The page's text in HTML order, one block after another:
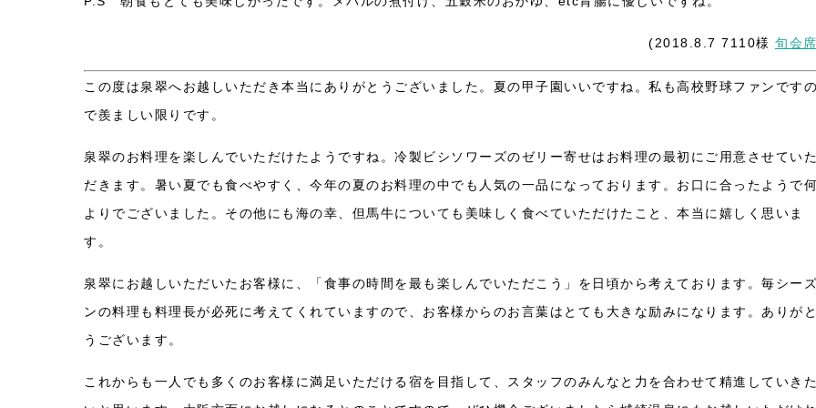
(2018.8.7 7110様 旬会席
この度は泉翠へお越しいただき本当にありがとうございました。夏の甲子園いいですね。私も高校野球ファンですの
で羨ましい限りです。
泉翠のお料理を楽しんでいただけたようですね。冷製ビシソワーズのゼリー寄せはお料理の最初にご用意させていた
だきます。暑い夏でも食べやすく、今年の夏のお料理の中でも人気の一品になっております。お口に合ったようで何
よりでございました。その他にも海の幸、但馬牛についても美味しく食べていただけたこと、本当に嬉しく思いま
す。
泉翠にお越しいただいたお客様に、「食事の時間を最も楽しんでいただこう」を日頃から考えております。毎シーズ
ンの料理も料理長が必死に考えてくれていますので、お客様からのお言葉はとても大きな励みになります。ありがと
うございます。
これからも一人でも多くのお客様に満足いただける宿を目指して、スタッフのみんなと力を合わせて精進していきた